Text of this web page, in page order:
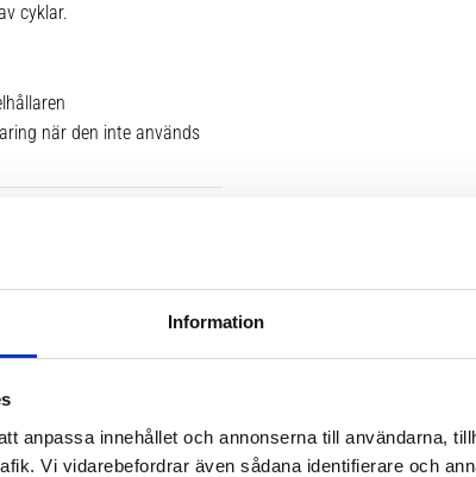
Information
anpassa innehållet och annonserna till användarna,
Vi vidarebefordrar även sådana identifierare och
cyklar.
när den inte används